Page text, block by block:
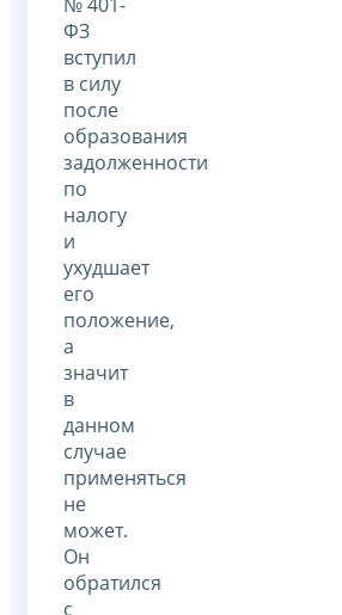
ФЗ
вступил
в силу
после
образования
задолженности
по
налогу
и
ухудшает
его
положение,
а
значит
в
данном
случае
применяться
не
может.
Он
обратился
с